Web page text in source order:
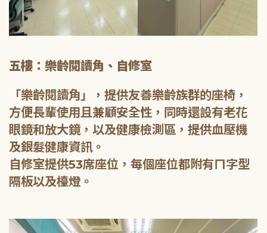
五樓：樂齡閱讀角、自修室
「樂齡閱讀角」，提供友善樂齡族群的座椅，
方便長輩使用且兼顧安全性，同時還設有老花
眼鏡和放大鏡，以及健康檢測區，提供血壓機
及銀髮健康資訊。
自修室提供53席座位，每個座位都附有ㄇ字型